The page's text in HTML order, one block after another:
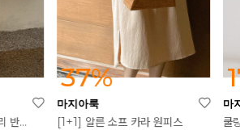
헤르니 브이넥 셔링 가오리 반팔티
37%
마지아룩
[1+1] 알른 소프 카라 원피스
마
쿨